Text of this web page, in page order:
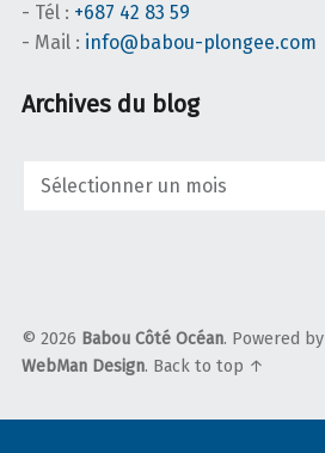
- Tél : +687 42 83 59
- Mail : info@babou-plongee.com
Archives du blog
Archives
© 2026 Babou Côté Océan. Powered by
WebMan Design. Back to top ↑